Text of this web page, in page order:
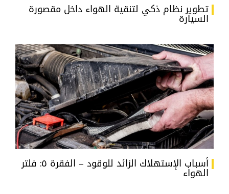
تطوير نظام ذكي لتنقية الهواء داخل مقصورة
السيارة
أسباب الإستهلاك الزائد للوقود – الفقرة ٥: فلتر
الهواء